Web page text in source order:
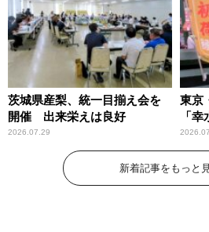
茨城県産梨、統一目揃え会を
開催 出来栄えは良好
2026.07.29
東京
「
新着記事をもっと